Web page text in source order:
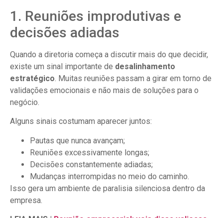
1. Reuniões improdutivas e
decisões adiadas
Quando a diretoria começa a discutir mais do que decidir,
existe um sinal importante de desalinhamento
estratégico. Muitas reuniões passam a girar em torno de
validações emocionais e não mais de soluções para o
negócio.
Alguns sinais costumam aparecer juntos:
Pautas que nunca avançam;
Reuniões excessivamente longas;
Decisões constantemente adiadas;
Mudanças interrompidas no meio do caminho.
Isso gera um ambiente de paralisia silenciosa dentro da
empresa.